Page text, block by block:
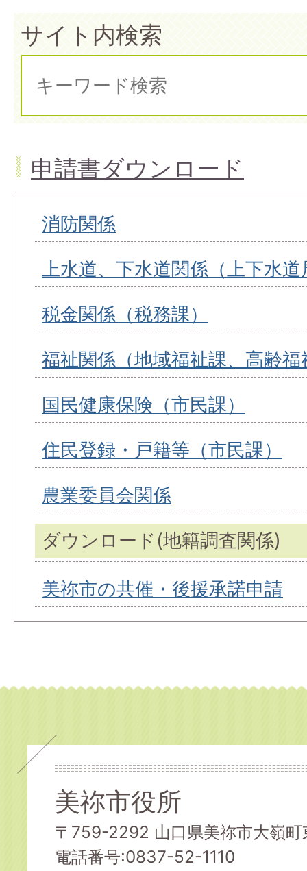
サイト内検索
申請書ダウンロード
消防関係
上水道、下水道関係（上下水道
税金関係（税務課）
福祉関係（地域福祉課、高齢福
国民健康保険（市民課）
住民登録・戸籍等（市民課）
農業委員会関係
ダウンロード(地籍調査関係)
美祢市の共催・後援承諾申請
美祢市役所
〒759-2292 山口県美祢市大嶺
電話番号:0837-52-1110